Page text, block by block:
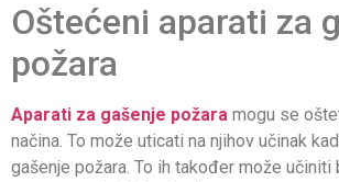
Oštećeni aparati za
požara
Aparati za gašenje požara mogu se
načina. To može uticati na njihov učinak
gašenje požara. To ih također može